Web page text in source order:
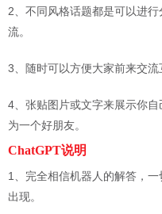
2、不同风格话题都是可以进
流。
3、随时可以方便大家前来交流
4、张贴图片或文字来展示你
为一个好朋友。
ChatGPT说明
1、完全相信机器人的解答，
出现。